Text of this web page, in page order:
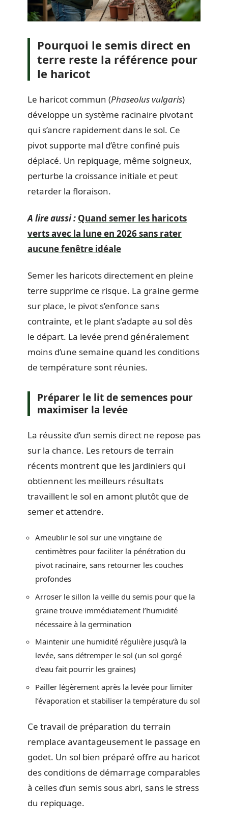
Pourquoi le semis direct en
terre reste la référence pour
le haricot
Le haricot commun (Phaseolus vulgaris)
développe un système racinaire pivotant
qui s’ancre rapidement dans le sol. Ce
pivot supporte mal d’être confiné puis
déplacé. Un repiquage, même soigneux,
perturbe la croissance initiale et peut
retarder la floraison.
A lire aussi : Quand semer les haricots
verts avec la lune en 2026 sans rater
aucune fenêtre idéale
Semer les haricots directement en pleine
terre supprime ce risque. La graine germe
sur place, le pivot s’enfonce sans
contrainte, et le plant s’adapte au sol dès
le départ. La levée prend généralement
moins d’une semaine quand les conditions
de température sont réunies.
Préparer le lit de semences pour
maximiser la levée
La réussite d’un semis direct ne repose pas
sur la chance. Les retours de terrain
récents montrent que les jardiniers qui
obtiennent les meilleurs résultats
travaillent le sol en amont plutôt que de
semer et attendre.
Ameublir le sol sur une vingtaine de
centimètres pour faciliter la pénétration du
pivot racinaire, sans retourner les couches
profondes
Arroser le sillon la veille du semis pour que la
graine trouve immédiatement l’humidité
nécessaire à la germination
Maintenir une humidité régulière jusqu’à la
levée, sans détremper le sol (un sol gorgé
d’eau fait pourrir les graines)
Pailler légèrement après la levée pour limiter
l’évaporation et stabiliser la température du sol
Ce travail de préparation du terrain
remplace avantageusement le passage en
godet. Un sol bien préparé offre au haricot
des conditions de démarrage comparables
à celles d’un semis sous abri, sans le stress
du repiquage.